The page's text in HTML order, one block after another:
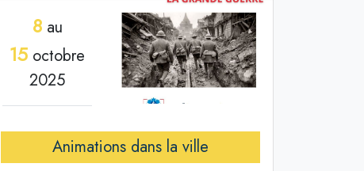
8au
15 octobre
2025
Animations dans la ville